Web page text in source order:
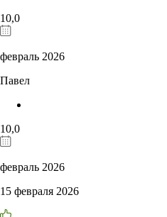
10,0
февраль 2026
Павел
10,0
февраль 2026
15 февраля 2026